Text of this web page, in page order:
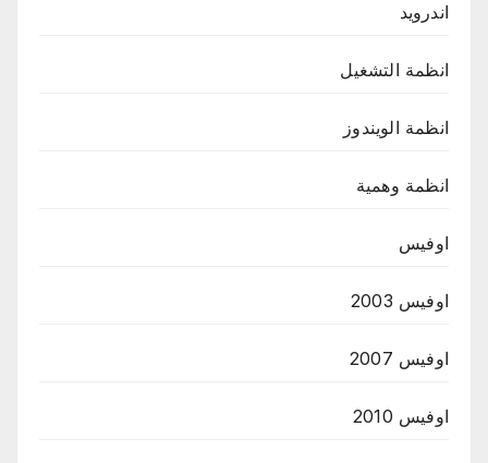
اندرويد
انظمة التشغيل
انظمة الويندوز
انظمة وهمية
اوفيس
اوفيس 2003
اوفيس 2007
اوفيس 2010